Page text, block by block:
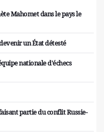
Mahomet dans le pays le
un État détesté
nationale d'échecs
partie du conflit Russie-